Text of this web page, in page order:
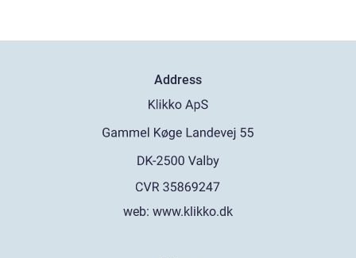
Address
web: www.klikko.dk